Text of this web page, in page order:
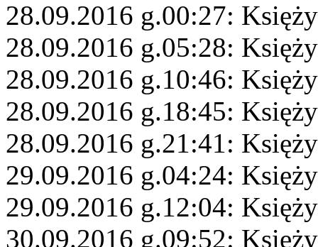
28.09.2016 g.00:27:
28.09.2016 g.05:28:
28.09.2016 g.10:46:
28.09.2016 g.18:45:
28.09.2016 g.21:41:
29.09.2016 g.04:24:
29.09.2016 g.12:04:
30.09.2016 g.09:52: